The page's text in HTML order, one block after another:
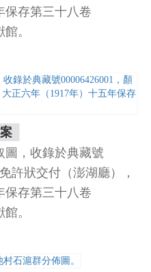
保存第三十八卷
。
圖，收錄於典藏號
許狀交付（澎湖廳），
保存第三十八卷
。